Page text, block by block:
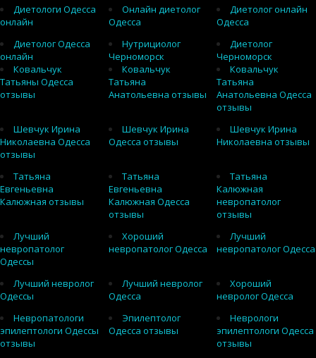
Диетологи Одесса
онлайн
Онлайн диетолог
Одесса
Диетолог онлайн
Одесса
Диетолог Одесса
онлайн
Нутрициолог
Черноморск
Диетолог
Черноморск
Ковальчук
Татьяны Одесса
отзывы
Ковальчук
Татьяна
Анатольевна отзывы
Ковальчук
Татьяна
Анатольевна Одесса
отзывы
Шевчук Ирина
Николаевна Одесса
отзывы
Шевчук Ирина
Одесса отзывы
Шевчук Ирина
Николаевна отзывы
Татьяна
Евгеньевна
Калюжная отзывы
Татьяна
Евгеньевна
Калюжная Одесса
отзывы
Татьяна
Калюжная
невропатолог
отзывы
Лучший
невропатолог
Одессы
Хороший
невропатолог Одесса
Лучший
невропатолог Одесса
Лучший невролог
Одессы
Лучший невролог
Одесса
Хороший
невролог Одесса
Невропатологи
эпилептологи Одессы
отзывы
Эпилептолог
Одесса отзывы
Неврологи
эпилептологи Одесса
отзывы